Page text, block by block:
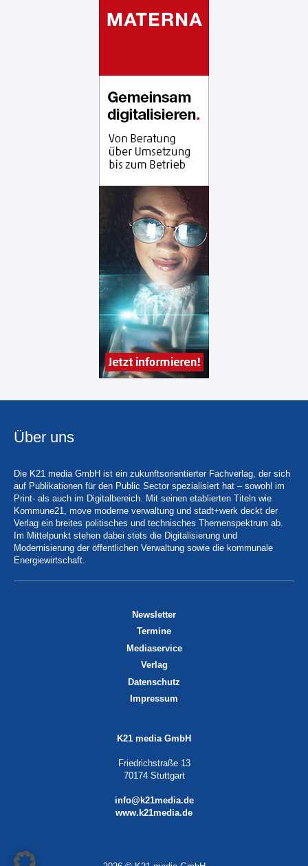
Über uns
Die K21 media GmbH ist ein zukunftsorientierter Fachverlag, der sich
auf Publikationen für den Public Sector spezialisiert hat – sowohl im
Print- als auch im Digitalbereich. Mit seinen etablierten Titeln wie
Kommune21, move moderne verwaltung und stadt+werk deckt der
Verlag ein breites politisches und technisches Themenspektrum ab.
Im Mittelpunkt stehen dabei stets die Digitalisierung und
Modernisierung der öffentlichen Verwaltung sowie die kommunale
Energiewirtschaft.
Newsletter
Termine
Mediaservice
Verlag
Datenschutz
Impressum
K21 media GmbH
Friedrichstraße 13
70174 Stuttgart
info@k21media.de
www.k21media.de